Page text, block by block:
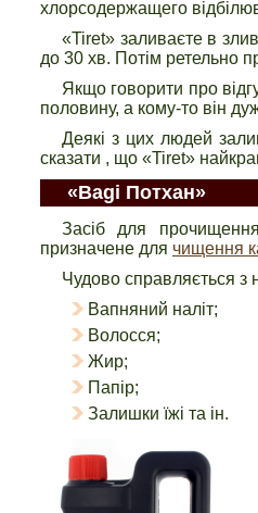
хлорсодержащего
«Tiret» заливаєте в
до 30 хв. Потім ретельно
Якщо говорити про
половину, а кому-то він
Деякі з цих людей
сказати , що «Tiret»
«Bagi Потхан»
Засіб для
призначене для чищення
Чудово справляється з
Вапняний наліт;
Волосся;
Жир;
Папір;
Залишки їжі та ін.